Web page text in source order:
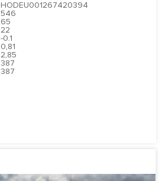
HODEU001267420394
546
65
22
-0.1
0,81
2,85
387
387